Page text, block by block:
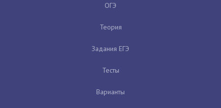
ОГЭ
Теория
Задания ЕГЭ
Тесты
Варианты